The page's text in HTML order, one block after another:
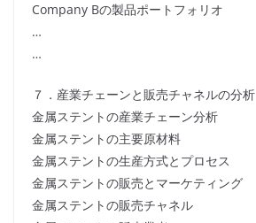
Company Bの製品ポートフォリオ
…
…
７．産業チェーンと販売チャネルの分析
金属ステントの産業チェーン分析
金属ステントの主要原材料
金属ステントの生産方式とプロセス
金属ステントの販売とマーケティング
金属ステントの販売チャネル